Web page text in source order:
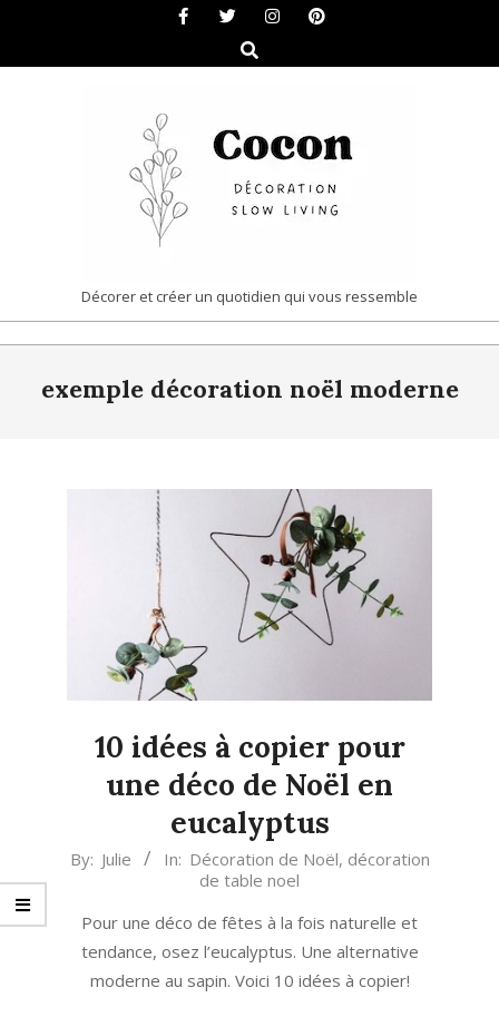
content
Search
COCON
|
DÉCORATION
LIVING
Décorer et créer un quotidien qui vous ressemble
Navigationexemple décoration noël moderne
10 idées à copier pour
une déco de Noël en
eucalyptus
2020-
04
By: Julie In: Décoration de Noël, décoration
de table noel
Pour une déco de fêtes à la fois naturelle et
tendance, osez l’eucalyptus. Une alternative
moderne au sapin. Voici 10 idées à copier!